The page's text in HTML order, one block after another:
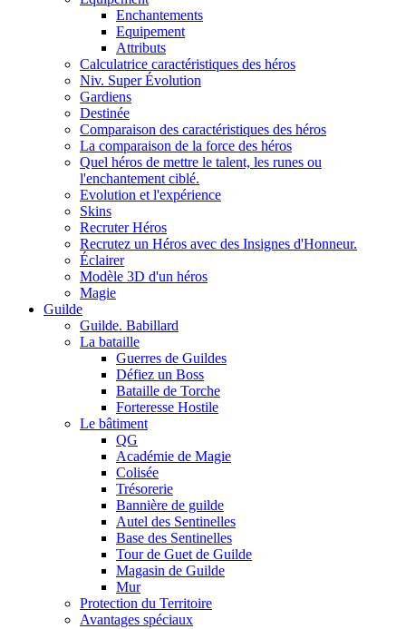
Enchantements
Equipement
Attributs
Calculatrice caractéristiques des héros
Niv. Super Évolution
Gardiens
Destinée
Comparaison des caractéristiques des héros
La comparaison de la force des héros
Quel héros de mettre le talent, les runes ou
l'enchantement ciblé.
Evolution et l'expérience
Skins
Recruter Héros
Recrutez un Héros avec des Insignes d'Honneur.
Éclairer
Modèle 3D d'un héros
Magie
Guilde
Guilde. Babillard
La bataille
Guerres de Guildes
Défiez un Boss
Bataille de Torche
Forteresse Hostile
Le bâtiment
QG
Académie de Magie
Colisée
Trésorerie
Bannière de guilde
Autel des Sentinelles
Base des Sentinelles
Tour de Guet de Guilde
Magasin de Guilde
Mur
Protection du Territoire
Avantages spéciaux